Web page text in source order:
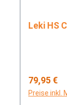
Leki
Regulärer
79,95 €
Preise inkl.